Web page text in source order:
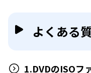
よくある
1.DVDのISOフ